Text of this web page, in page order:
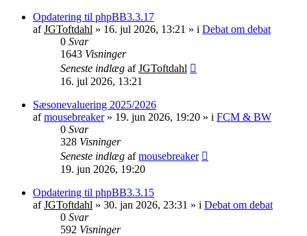
Opdatering til phpBB3.3.17
afJGToftdahl » 16. jul 2026, 13:21 » i Debat om debat
0 Svar
1643 Visninger
Seneste indlæg afJGToftdahl
16. jul 2026, 13:21
Sæsonevaluering 2025/2026
afmousebreaker» 19. jun 2026, 19:20 » i FCM & BW
0 Svar
328 Visninger
Seneste indlæg afmousebreaker
19. jun 2026, 19:20
Opdatering til phpBB3.3.15
afJGToftdahl » 30. jan 2026, 23:31 » i Debat om debat
0 Svar
592 Visninger